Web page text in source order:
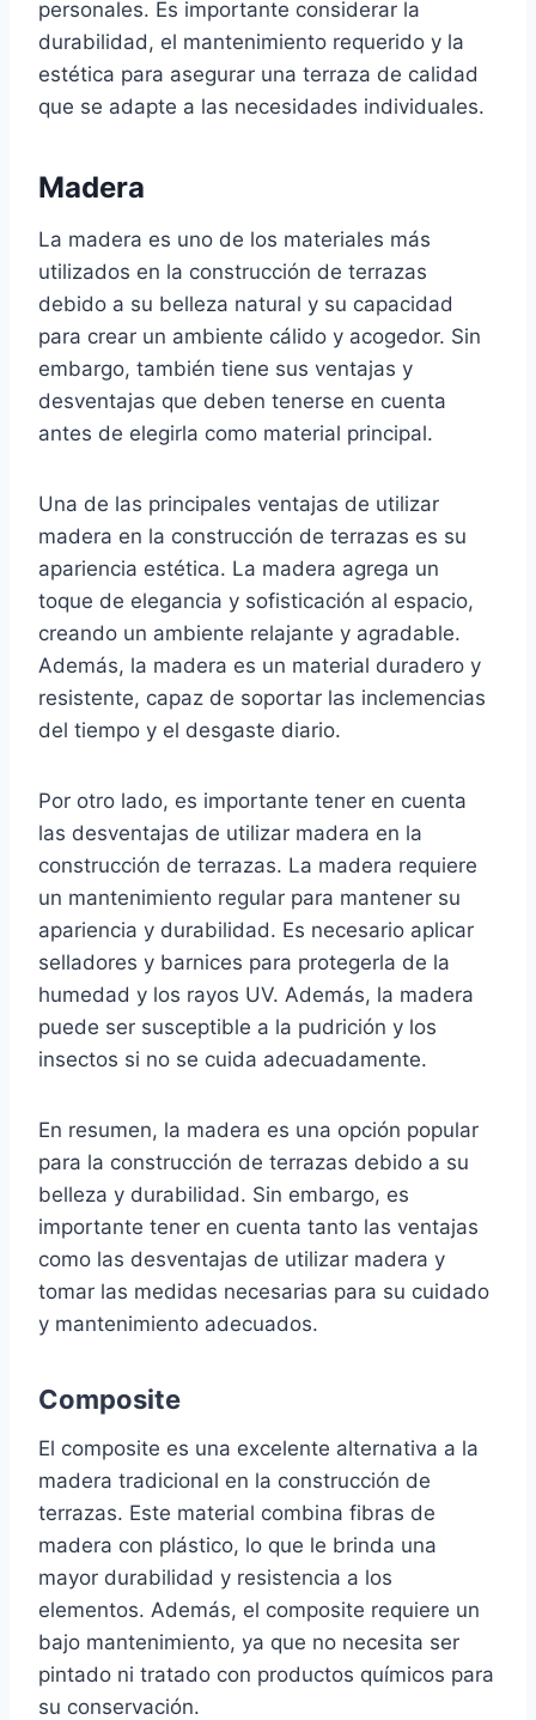
personales. Es importante considerar la
durabilidad, el mantenimiento requerido y la
estética para asegurar una terraza de calidad
que se adapte a las necesidades individuales.
Madera
La madera es uno de los materiales más
utilizados en la construcción de terrazas
debido a su belleza natural y su capacidad
para crear un ambiente cálido y acogedor. Sin
embargo, también tiene sus ventajas y
desventajas que deben tenerse en cuenta
antes de elegirla como material principal.
Una de las principales ventajas de utilizar
madera en la construcción de terrazas es su
apariencia estética. La madera agrega un
toque de elegancia y sofisticación al espacio,
creando un ambiente relajante y agradable.
Además, la madera es un material duradero y
resistente, capaz de soportar las inclemencias
del tiempo y el desgaste diario.
Por otro lado, es importante tener en cuenta
las desventajas de utilizar madera en la
construcción de terrazas. La madera requiere
un mantenimiento regular para mantener su
apariencia y durabilidad. Es necesario aplicar
selladores y barnices para protegerla de la
humedad y los rayos UV. Además, la madera
puede ser susceptible a la pudrición y los
insectos si no se cuida adecuadamente.
En resumen, la madera es una opción popular
para la construcción de terrazas debido a su
belleza y durabilidad. Sin embargo, es
importante tener en cuenta tanto las ventajas
como las desventajas de utilizar madera y
tomar las medidas necesarias para su cuidado
y mantenimiento adecuados.
Composite
El composite es una excelente alternativa a la
madera tradicional en la construcción de
terrazas. Este material combina fibras de
madera con plástico, lo que le brinda una
mayor durabilidad y resistencia a los
elementos. Además, el composite requiere un
bajo mantenimiento, ya que no necesita ser
pintado ni tratado con productos químicos para
su conservación.